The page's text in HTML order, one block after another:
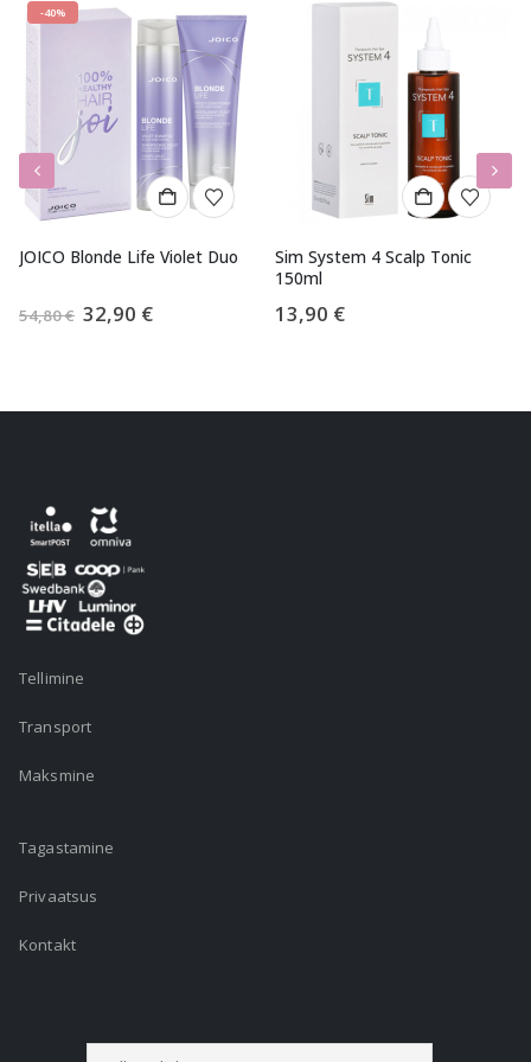
-40%
JOICO Blonde Life Violet Duo
54,80€ Algne
hind
32,90€ Praegune
Sim System 4 Scalp Tonic
150ml
13,90€
Tellimine
Transport
Maksmine
Tagastamine
Privaatsus
Kontakt